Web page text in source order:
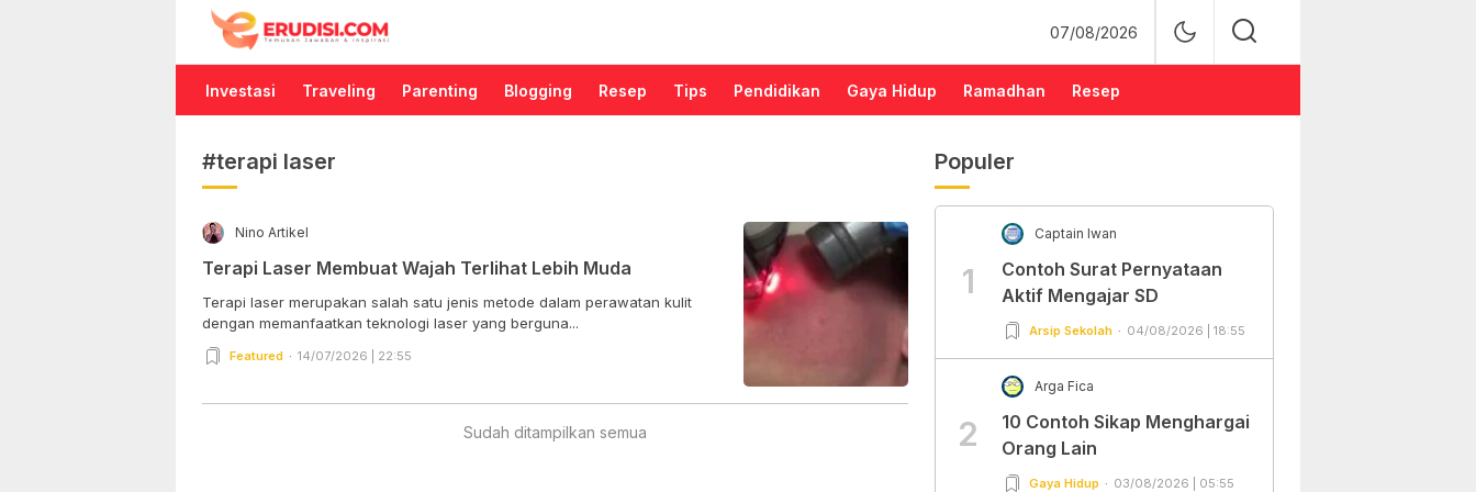
Erudisi
Temukan Jawaban dan Inspirasi
07/08/2026
Investasi Traveling Parenting Blogging Resep Tips Pendidikan Gaya Hidup Ramadhan Resep
#terapi laser
Nino Artikel
Terapi Laser Membuat Wajah Terlihat Lebih Muda
Terapi laser merupakan salah satu jenis metode dalam perawatan kulit
dengan memanfaatkan teknologi laser yang berguna...
Featured 14/07/2026 | 22:55
Sudah ditampilkan semua
Populer
1
Captain Iwan
Contoh Surat Pernyataan
Aktif Mengajar SD
Arsip Sekolah 04/08/2026 | 18:55
2
Arga Fica
10 Contoh Sikap Menghargai
Orang Lain
Gaya Hidup 03/08/2026 | 05:55